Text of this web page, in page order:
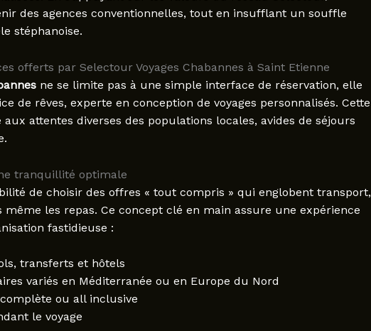
des agences conventionnelles, tout en insufflant un souffle
stéphanoise.
offerts par Selectour Voyages Chabannes à Saint Etienne
ne se limite pas à une simple interface de réservation, elle
de rêves, experte en conception de voyages personnalisés. Cette
attentes diverses des populations locales, avides de séjours
tranquillité optimale
de choisir des offres « tout compris » qui englobent transport,
les repas. Ce concept clé en main assure une expérience
fastidieuse :
transferts et hôtels
variés en Méditerranée ou en Europe du Nord
ou all inclusive
le voyage